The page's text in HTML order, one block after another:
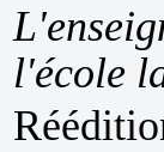
l'école